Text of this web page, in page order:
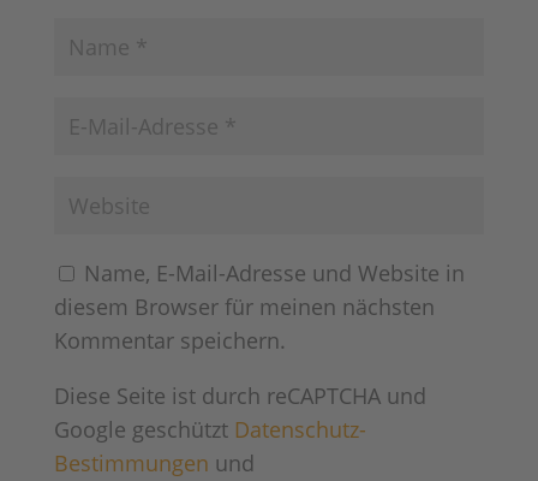
Name, E-Mail-Adresse und Website in
diesem Browser für meinen nächsten
Kommentar speichern.
Diese Seite ist durch reCAPTCHA und
Google geschützt Datenschutz-
Bestimmungen und